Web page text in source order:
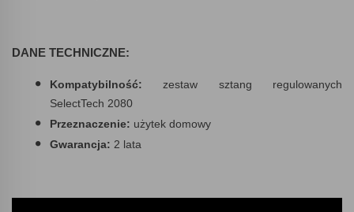
DANE TECHNICZNE:
Kompatybilność: zestaw sztang regulowanych
SelectTech 2080
Przeznaczenie: użytek domowy
Gwarancja: 2 lata